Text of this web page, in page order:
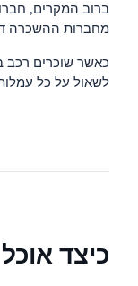
ברוב המקרים,
מחברות ההשכרה דורשות
כאשר שוכרים רכב
לשאול על כל
כיצד